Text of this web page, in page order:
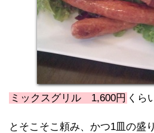
ミックスグリル 1,600円 くら
とそこそこ頼み、かつ1皿の盛